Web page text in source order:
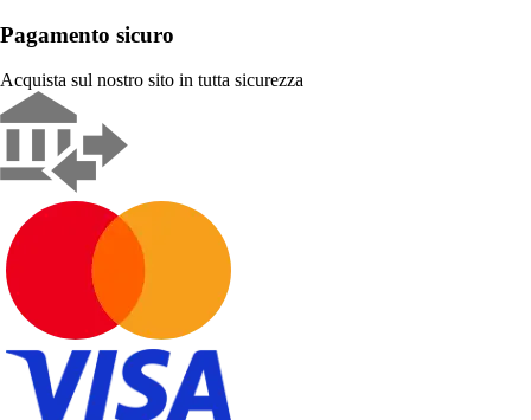
Pagamento sicuro
Acquista sul nostro sito in tutta sicurezza